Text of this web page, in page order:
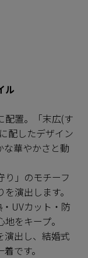
ル
配置。「末広(す
配したデザイン
な華やかさと動
り」のモチーフ
演出します。
UVカット・防
をキープ。
演出し、結婚式
です。